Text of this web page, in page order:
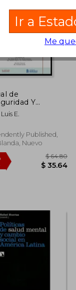
dcto.
de
Y
En
Universitarios
E.
Published,
Nuevo
Ir a
Me